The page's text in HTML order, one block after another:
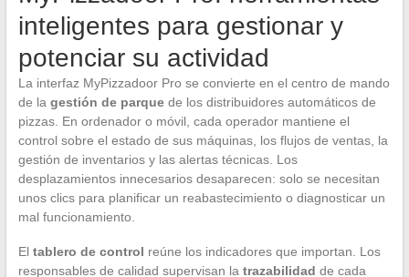
inteligentes para gestionar y
potenciar su actividad
La interfaz MyPizzadoor Pro se convierte en el centro de mando
de la gestión de parquede los distribuidores automáticos de
pizzas. En ordenador o móvil, cada operador mantiene el
control sobre el estado de sus máquinas, los flujos de ventas, la
gestión de inventarios y las alertas técnicas. Los
desplazamientos innecesarios desaparecen: solo se necesitan
unos clics para planificar un reabastecimiento o diagnosticar un
mal funcionamiento.
El tablero de control reúne los indicadores que importan. Los
responsables de calidad supervisan la trazabilidad de cada